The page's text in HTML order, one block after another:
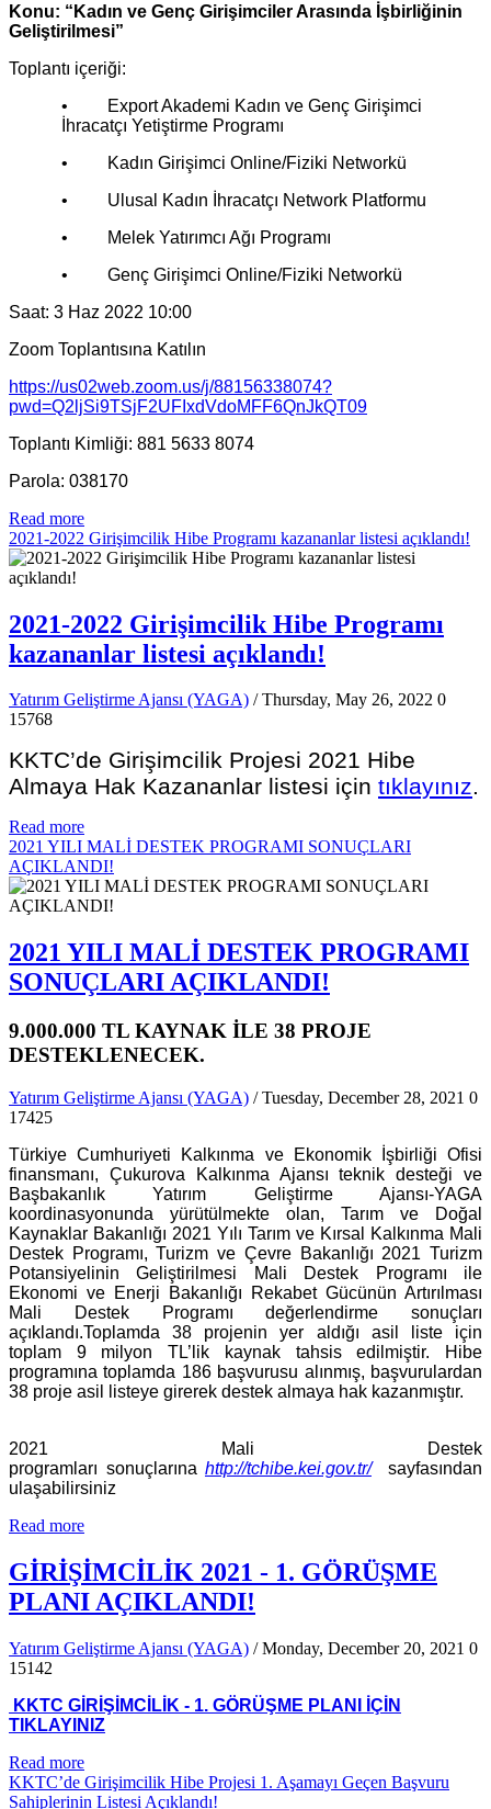
Konu: “Kadın ve Genç Girişimciler Arasında İşbirliğinin
Geliştirilmesi”
Toplantı içeriği:
• Export Akademi Kadın ve Genç Girişimci
İhracatçı Yetiştirme Programı
• Kadın Girişimci Online/Fiziki Networkü
• Ulusal Kadın İhracatçı Network Platformu
• Melek Yatırımcı Ağı Programı
• Genç Girişimci Online/Fiziki Networkü
Saat: 3 Haz 2022 10:00
Zoom Toplantısına Katılın
https://us02web.zoom.us/j/88156338074?
pwd=Q2ljSi9TSjF2UFIxdVdoMFF6QnJkQT09
Toplantı Kimliği: 881 5633 8074
Parola: 038170
Read more
2021-2022 Girişimcilik Hibe Programı kazananlar listesi açıklandı!
2021-2022 Girişimcilik Hibe Programı
kazananlar listesi açıklandı!
Yatırım Geliştirme Ajansı (YAGA) / Thursday, May 26, 2022 0
15768
KKTC’de Girişimcilik Projesi 2021 Hibe
Almaya Hak Kazananlar listesi için tıklayınız.
Read more
2021 YILI MALİ DESTEK PROGRAMI SONUÇLARI
AÇIKLANDI!
2021 YILI MALİ DESTEK PROGRAMI
SONUÇLARI AÇIKLANDI!
9.000.000 TL KAYNAK İLE 38 PROJE
DESTEKLENECEK.
Yatırım Geliştirme Ajansı (YAGA) / Tuesday, December 28, 2021 0
17425
Türkiye Cumhuriyeti Kalkınma ve Ekonomik İşbirliği Ofisi
finansmanı, Çukurova Kalkınma Ajansı teknik desteği ve
Başbakanlık Yatırım Geliştirme Ajansı-YAGA
koordinasyonunda yürütülmekte olan, Tarım ve Doğal
Kaynaklar Bakanlığı 2021 Yılı Tarım ve Kırsal Kalkınma Mali
Destek Programı, Turizm ve Çevre Bakanlığı 2021 Turizm
Potansiyelinin Geliştirilmesi Mali Destek Programı ile
Ekonomi ve Enerji Bakanlığı Rekabet Gücünün Artırılması
Mali Destek Programı değerlendirme sonuçları
açıklandı.Toplamda 38 projenin yer aldığı asil liste için
toplam 9 milyon TL’lik kaynak tahsis edilmiştir. Hibe
programına toplamda 186 başvurusu alınmış, başvurulardan
38 proje asil listeye girerek destek almaya hak kazanmıştır.
2021 Mali Destek
programları sonuçlarına http://tchibe.kei.gov.tr/
sayfasından
ulaşabilirsiniz
Read more
GİRİŞİMCİLİK 2021 - 1. GÖRÜŞME
PLANI AÇIKLANDI!
Yatırım Geliştirme Ajansı (YAGA) / Monday, December 20, 2021 0
15142
KKTC GİRİŞİMCİLİK - 1. GÖRÜŞME PLANI İÇİN
TIKLAYINIZ
Read more
KKTC’de Girişimcilik Hibe Projesi 1. Aşamayı Geçen Başvuru
Sahiplerinin Listesi Açıklandı!